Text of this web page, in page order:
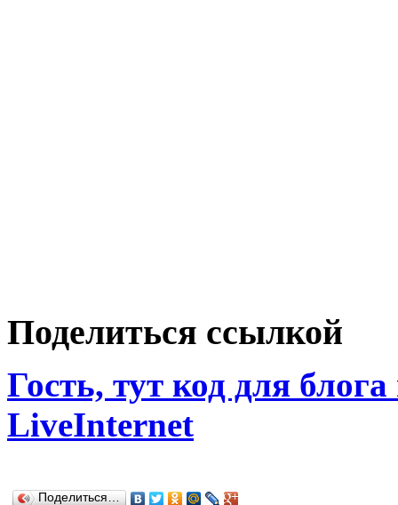
Поделиться ссылкой
Гость, тут код для
LiveInternet
Поделиться…